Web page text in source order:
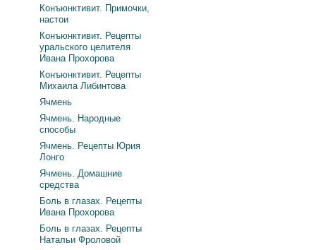
Конъюнктивит. Примочки,
настои
Конъюнктивит. Рецепты
уральского целителя
Ивана Прохорова
Конъюнктивит. Рецепты
Михаила Либинтова
Ячмень
Ячмень. Народные
способы
Ячмень. Рецепты Юрия
Лонго
Ячмень. Домашние
средства
Боль в глазах. Рецепты
Ивана Прохорова
Боль в глазах. Рецепты
Натальи Фроловой